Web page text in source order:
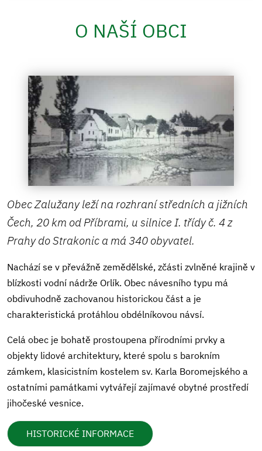
O NAŠÍ OBCI
Obec Zalužany leží na rozhraní středních a jižních
Čech, 20 km od Příbrami, u silnice I. třídy č. 4 z
Prahy do Strakonic a má 340 obyvatel.
Nachází se v převážně zemědělské, zčásti zvlněné krajině v
blízkosti vodní nádrže Orlík. Obec návesního typu má
obdivuhodně zachovanou historickou část a je
charakteristická protáhlou obdélníkovou návsí.
Celá obec je bohatě prostoupena přírodními prvky a
objekty lidové architektury, které spolu s barokním
zámkem, klasicistním kostelem sv. Karla Boromejského a
ostatními památkami vytvářejí zajímavé obytné prostředí
jihočeské vesnice.
HISTORICKÉ INFORMACE